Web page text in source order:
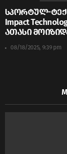
სპორტულ-
Impact
ათასი
08/18/2025, 9:39 pm